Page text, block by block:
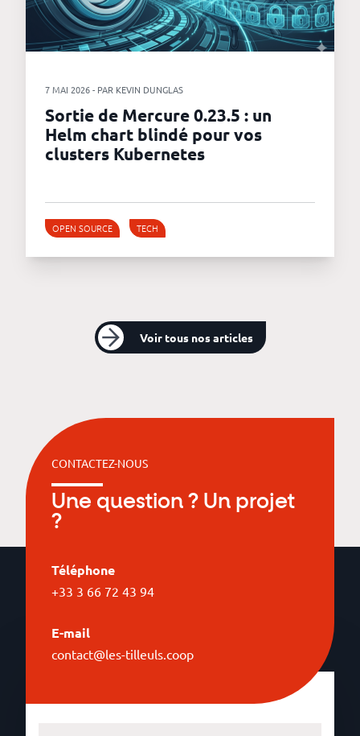
7 MAI 2026 - PAR KEVIN DUNGLAS
Sortie de Mercure 0.23.5 : un
Helm chart blindé pour vos
clusters Kubernetes
OPEN SOURCE TECH
Voir tous nos articles
CONTACTEZ-NOUS
Une question ? Un projet
?
Téléphone
+33 3 66 72 43 94
E-mail
contact@les-tilleuls.coop